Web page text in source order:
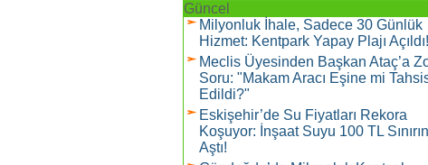
Güncel
Milyonluk İhale, Sadece 30 Günlük
Hizmet: Kentpark Yapay Plajı Açıldı!
Meclis Üyesinden Başkan Ataç’a
Soru: "Makam Aracı Eşine mi
Edildi?"
Eskişehir’de Su Fiyatları Rekora
Koşuyor: İnşaat Suyu 100 TL
Aştı!